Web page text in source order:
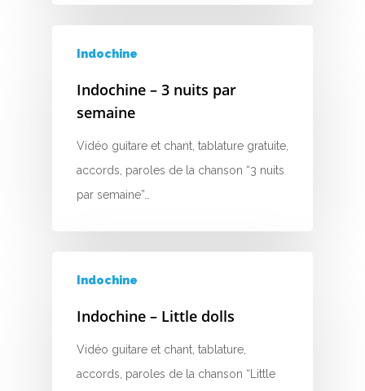
Indochine
Indochine – 3 nuits par
semaine
Vidéo guitare et chant, tablature gratuite,
accords, paroles de la chanson “3 nuits
par semaine”…
Indochine
Indochine – Little dolls
Vidéo guitare et chant, tablature,
accords, paroles de la chanson “Little
T
V
X
Top 100
Accords de guitare